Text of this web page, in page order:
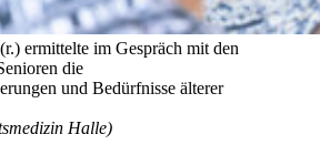
ermittelte im Gespräch mit den
die
und Bedürfnisse älterer
Halle)